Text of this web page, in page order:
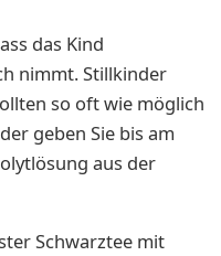
das Kind
nimmt. Stillkinder
so oft wie möglich
geben Sie bis am
aus der
Schwarztee mit